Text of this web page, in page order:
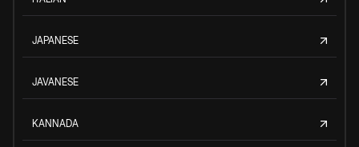
JAPANESE
JAVANESE
KANNADA